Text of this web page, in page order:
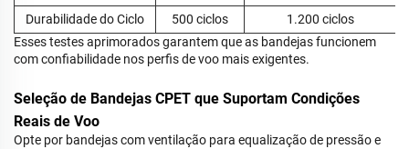
Durabilidade do Ciclo 500 ciclos
1.200 ciclos
Esses testes aprimorados garantem que as bandejas funcionem
com confiabilidade nos perfis de voo mais exigentes.
Seleção de Bandejas CPET que Suportam Condições
Reais de Voo
Opte por bandejas com ventilação para equalização de pressão e